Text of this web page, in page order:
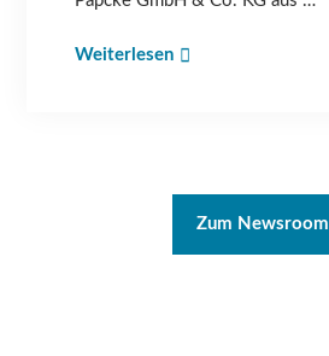
Weiterlesen
Zum Newsroom